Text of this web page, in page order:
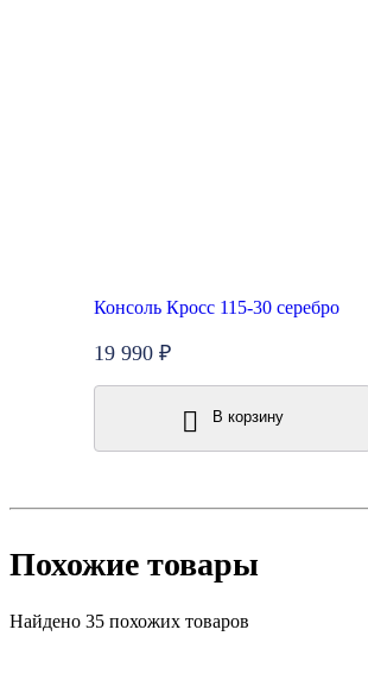
Консоль Кросс 115-30 серебро
19 990 ₽
В корзину
Похожие товары
Найдено 35 похожих товаров